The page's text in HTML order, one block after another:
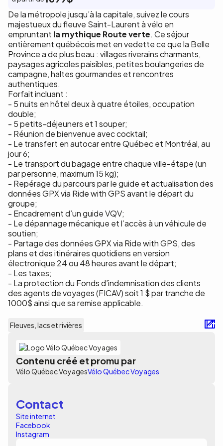
De la métropole jusqu’à la capitale, suivez le cours
majestueux du fleuve Saint-Laurent à vélo en
empruntant la mythique Route verte. Ce séjour
entièrement québécois met en vedette ce que la Belle
Province a de plus beau : villages riverains charmants,
paysages agricoles paisibles, petites boulangeries de
campagne, haltes gourmandes et rencontres
authentiques.
Forfait incluant :
- 5 nuits en hôtel deux à quatre étoiles, occupation
double;
- 5 petits-déjeuners et 1 souper;
- Réunion de bienvenue avec cocktail;
- Le transfert en autocar entre Québec et Montréal, au
jour 6;
- Le transport du bagage entre chaque ville-étape (un
par personne, maximum 15 kg);
- Repérage du parcours par le guide et actualisation des
données GPX via Ride with GPS avant le départ du
groupe;
- Encadrement d’un guide VQV;
- Le dépannage mécanique et l’accès à un véhicule de
soutien;
- Partage des données GPX via Ride with GPS, des
plans et des itinéraires quotidiens en version
électronique 24 ou 48 heures avant le départ;
- Les taxes;
- La protection du Fonds d’indemnisation des clients
des agents de voyages (FICAV) soit 1 $ par tranche de
1000$ ainsi que sa remise applicable.
Fleuves, lacs et rivières
Contenu créé et promu par
Vélo Québec VoyagesVélo Québec Voyages
Contact
Site internet
Facebook
Instagram